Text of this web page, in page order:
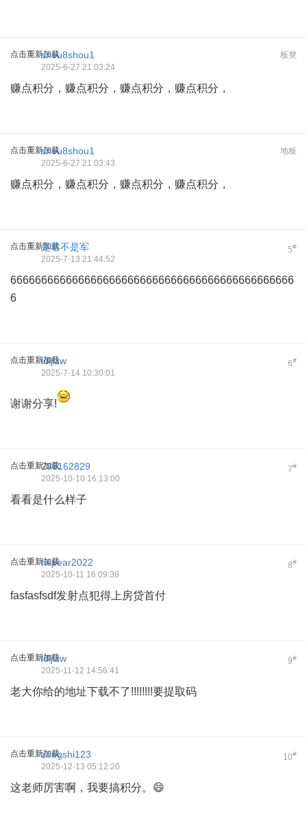
点击重新加载 板凳
shou8shou1
2025-6-27 21:03:24
赚点积分，赚点积分，赚点积分，赚点积分，
点击重新加载 地板
shou8shou1
2025-6-27 21:03:43
赚点积分，赚点积分，赚点积分，赚点积分，
点击重新加载 5#
是君不是军
2025-7-13 21:44:52
6666666666666666666666666666666666666666666666
6
点击重新加载 6#
ldljlzw
2025-7-14 10:30:01
谢谢分享!
点击重新加载 7#
233162829
2025-10-10 16:13:00
看看是什么样子
点击重新加载 8#
hspear2022
2025-10-11 16:09:38
fasfasfsdf发射点犯得上房贷首付
点击重新加载 9#
ldljlzw
2025-11-12 14:56:41
老大你给的地址下载不了!!!!!!!!要提取码
点击重新加载 10#
zongshi123
2025-12-13 05:12:20
这老师厉害啊，我要搞积分。😄